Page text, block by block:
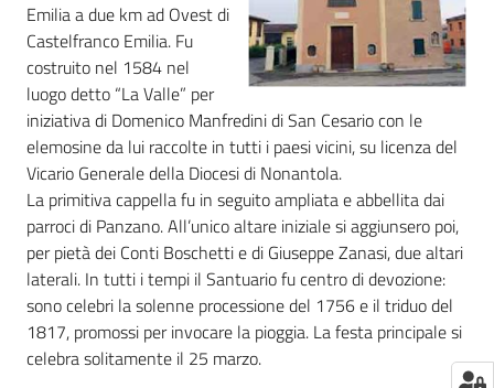
Emilia a due km ad Ovest di
Castelfranco Emilia. Fu
costruito nel 1584 nel
luogo detto “La Valle” per
iniziativa di Domenico Manfredini di San Cesario con le
elemosine da lui raccolte in tutti i paesi vicini, su licenza del
Vicario Generale della Diocesi di Nonantola.
La primitiva cappella fu in seguito ampliata e abbellita dai
parroci di Panzano. All’unico altare iniziale si aggiunsero poi,
per pietà dei Conti Boschetti e di Giuseppe Zanasi, due altari
laterali. In tutti i tempi il Santuario fu centro di devozione:
sono celebri la solenne processione del 1756 e il triduo del
1817, promossi per invocare la pioggia. La festa principale si
celebra solitamente il 25 marzo.